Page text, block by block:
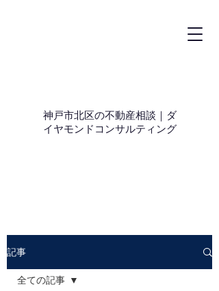
神戸市北区の不動産相談｜ダ
イヤモンドコンサルティング
記事
全ての記事